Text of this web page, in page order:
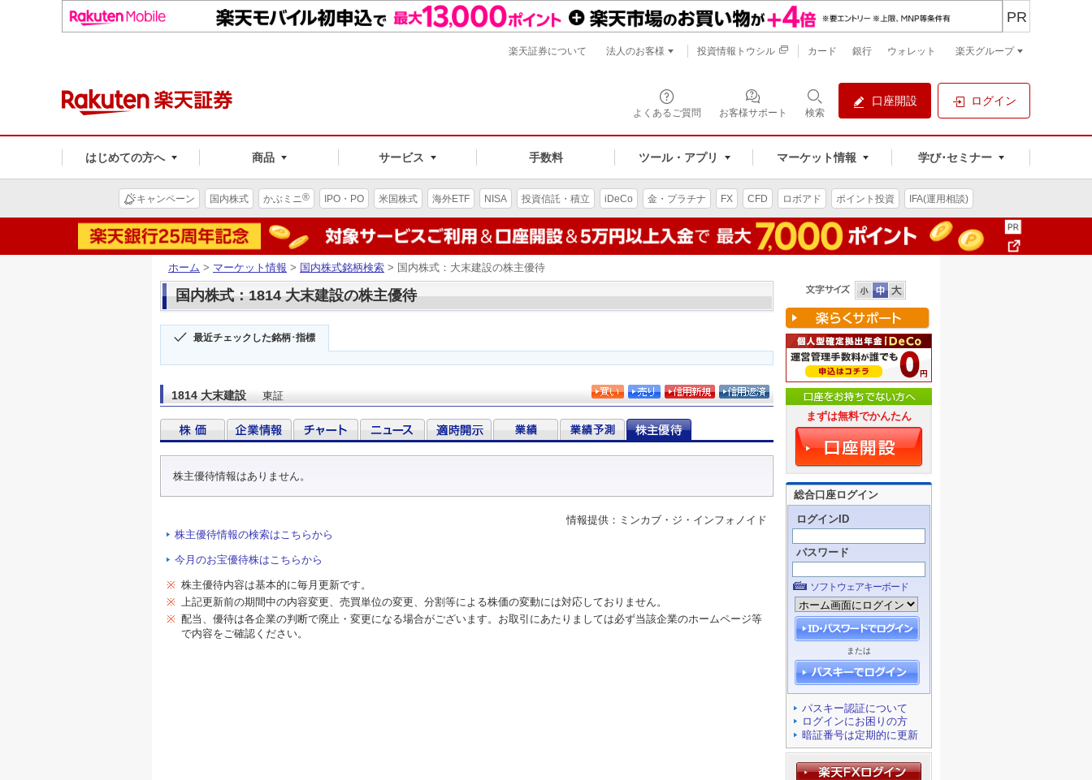
よくあるご質問 お客様サポート 検索
口座開設 ログイン
はじめての方へ 商品 サービス 手数料 ツール・アプリ マーケット情報 学び･セミナー
PR
楽天証券について 法人のお客様 投資情報トウシル カード 銀行 ウォレット 楽天グループ
キャンペーン 国内株式 かぶミニ® IPO・PO 米国株式 海外ETF NISA 投資信託・積立 iDeCo 金・プラチナ FX CFD ロボアド ポイント投資 IFA(運用相談)
ホーム > マーケット情報 > 国内株式銘柄検索 > 国内株式：大末建設の株主優待
国内株式：1814 大末建設の株主優待
最近チェックした銘柄･指標
1814 大末建設 東証
株主優待情報はありません。
情報提供：ミンカブ・ジ・インフォノイド
株主優待情報の検索はこちらから
今月のお宝優待株はこちらから
※ 株主優待内容は基本的に毎月更新です。
※ 上記更新前の期間中の内容変更、売買単位の変更、分割等による株価の変動には対応しておりません。
※ 配当、優待は各企業の判断で廃止・変更になる場合がございます。お取引にあたりましては必ず当該企業のホームページ等
で内容をご確認ください。
まずは無料でかんたん
総合口座ログイン
ログインID
パスワード
ソフトウェアキーボード
または
パスキー認証について
ログインにお困りの方
暗証番号は定期的に更新